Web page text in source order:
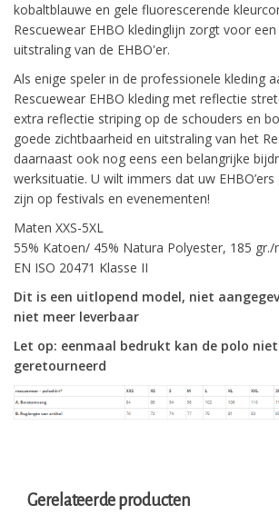
kobaltblauwe en gele fluorescerende
Rescuewear EHBO kledinglijn zorgt voor
uitstraling van de EHBO'er.
Als enige speler in de professionele kleding
Rescuewear EHBO kleding met reflectie
extra reflectie striping op de schouders en
goede zichtbaarheid en uitstraling van het
daarnaast ook nog eens een belangrijke
werksituatie. U wilt immers dat uw
zijn op festivals en evenementen!
Maten XXS-5XL
55% Katoen/ 45% Natura Polyester, 185 gr./
EN ISO 20471 Klasse II
Dit is een uitlopend model, niet
niet meer leverbaar
Let op: eenmaal bedrukt kan de polo
geretourneerd
Gerelateerde producten